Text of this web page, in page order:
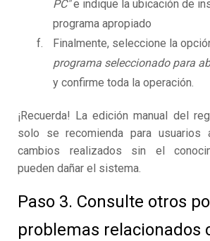
PC"e indique la ubicación de
programa apropiado
Finalmente, seleccione la
programa seleccionado para
y confirme toda la operación.
¡Recuerda! La edición manual del
solo se recomienda para usuarios
cambios realizados sin el
pueden dañar el sistema.
Paso 3. Consulte otros
problemas relacionados